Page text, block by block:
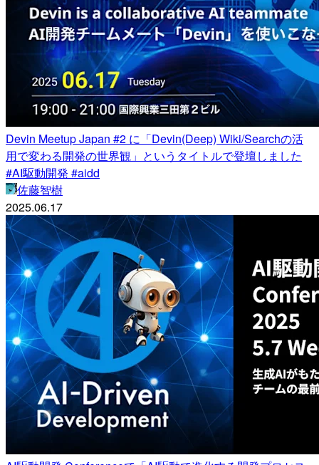
Devin Meetup Japan #2 に「Devin(Deep) Wiki/Searchの活
用で変わる開発の世界観」というタイトルで登壇しました
#AI駆動開発 #aidd
佐藤智樹
2025.06.17